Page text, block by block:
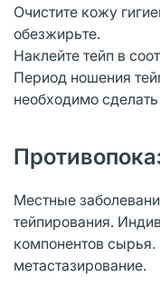
Очистите кожу
обезжирьте.
Наклейте тейп в
Период ношения
необходимо
Местные
тейпирования.
компонентов сырья.
метастазирование.